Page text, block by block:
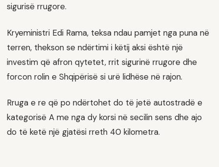
sigurisë rrugore.
Kryeministri Edi Rama, teksa ndau pamjet nga puna në
terren, thekson se ndërtimi i këtij aksi është një
investim që afron qytetet, rrit sigurinë rrugore dhe
forcon rolin e Shqipërisë si urë lidhëse në rajon.
Rruga e re që po ndërtohet do të jetë autostradë e
kategorisë A me nga dy korsi në secilin sens dhe ajo
do të ketë një gjatësi rreth 40 kilometra.